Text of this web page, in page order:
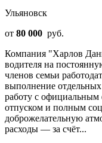
Ульяновск
от 80 000 руб.
Компания "Харлов
водителя на
членов семьи
выполнение
работу с
отпуском и полным
доброжелательную
расходы — за счёт...